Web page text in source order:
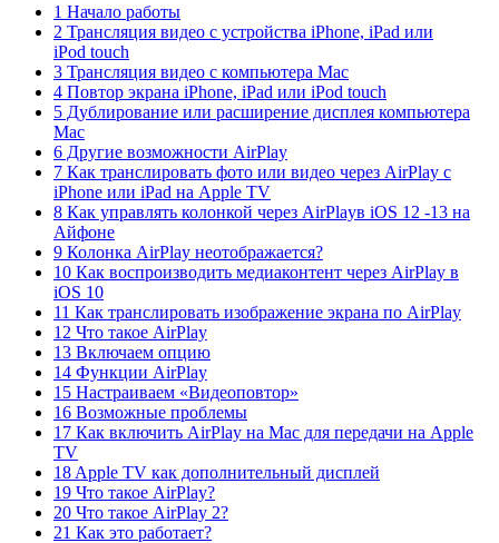
1 Начало работы
2 Трансляция видео с устройства iPhone, iPad или
iPod touch
3 Трансляция видео с компьютера Mac
4 Повтор экрана iPhone, iPad или iPod touch
5 Дублирование или расширение дисплея компьютера
Mac
6 Другие возможности AirPlay
7 Как транслировать фото или видео через AirPlay с
iPhone или iPad на Apple TV
8 Как управлять колонкой через AirPlayв iOS 12 -13 на
Айфоне
9 Колонка AirPlay неотображается?
10 Как воспроизводить медиаконтент через AirPlay в
iOS 10
11 Как транслировать изображение экрана по AirPlay
12 Что такое AirPlay
13 Включаем опцию
14 Функции AirPlay
15 Настраиваем «Видеоповтор»
16 Возможные проблемы
17 Как включить AirPlay на Mac для передачи на Apple
TV
18 Apple TV как дополнительный дисплей
19 Что такое AirPlay?
20 Что такое AirPlay 2?
21 Как это работает?